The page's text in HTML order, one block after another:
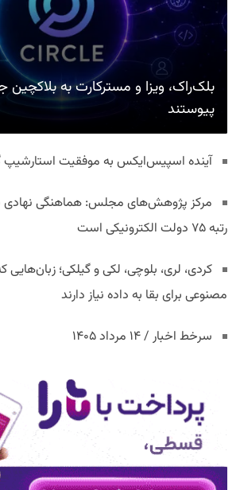
بلک‌راک، ویزا و مسترکارت به
پیوستند
آینده اسپیس‌ایکس به موفقیت استارشیپ
مرکز پژوهش‌های مجلس: هماهنگی نهادی
رتبه ۷۵ دولت الکترونیکی است
کردی، لری، بلوچی، لکی و گیلکی؛
مصنوعی برای بقا به داده نیاز دارند
سرخط اخبار / ۱۴ مرداد ۱۴۰۵